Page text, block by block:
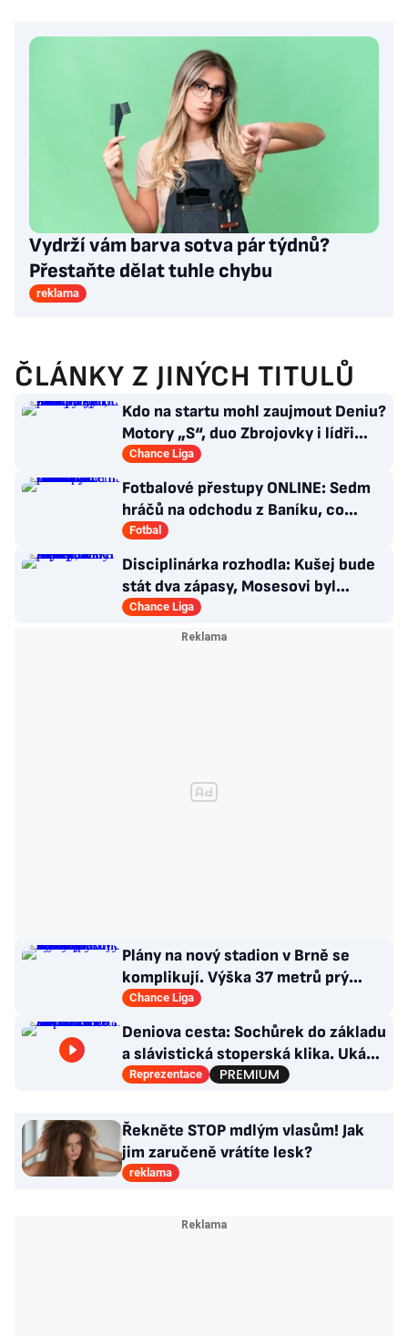
Vydrží vám barva sotva pár týdnů?
Přestaňte dělat tuhle chybu
reklama
ČLÁNKY Z JINÝCH TITULŮ
Kdo na startu mohl zaujmout Deniu?
Motory „S“, duo Zbrojovky i lídři
pohárových zástupců
Chance Liga
Fotbalové přestupy ONLINE: Sedm
hráčů na odchodu z Baníku, co
situace kolem Nombila?
Fotbal
Disciplinárka rozhodla: Kušej bude
stát dva zápasy, Mosesovi byl
prominut zbytek trestu
Chance Liga
Plány na nový stadion v Brně se
komplikují. Výška 37 metrů prý
narušuje výhled na centrum
Chance Liga
Deniova cesta: Sochůrek do základu
a slávistická stoperská klika. Ukáže
i na Chorého?
Reprezentace
Řekněte STOP mdlým vlasům! Jak
jim zaručeně vrátíte lesk?
reklama